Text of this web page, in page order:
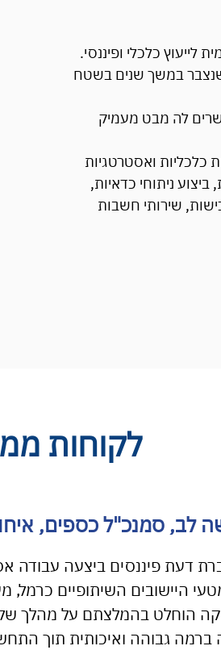
לייעוץ כלכלי ופיננסי.
שנצבר במשך שנים בשטח
לה מבט מעמיק
כלכליות ואסטרטגיות
ביצוע ניתוחי כדאיות,
שירותי חשבות
לקוחות
לב, סמנכ"ל כספים,
דעת פיננסים ביצעה עבודה
היישובים השיתופיים כרמל,
הוחלט בהמלצתם על מהלך
ברמה גבוהה ואיכותית תוך